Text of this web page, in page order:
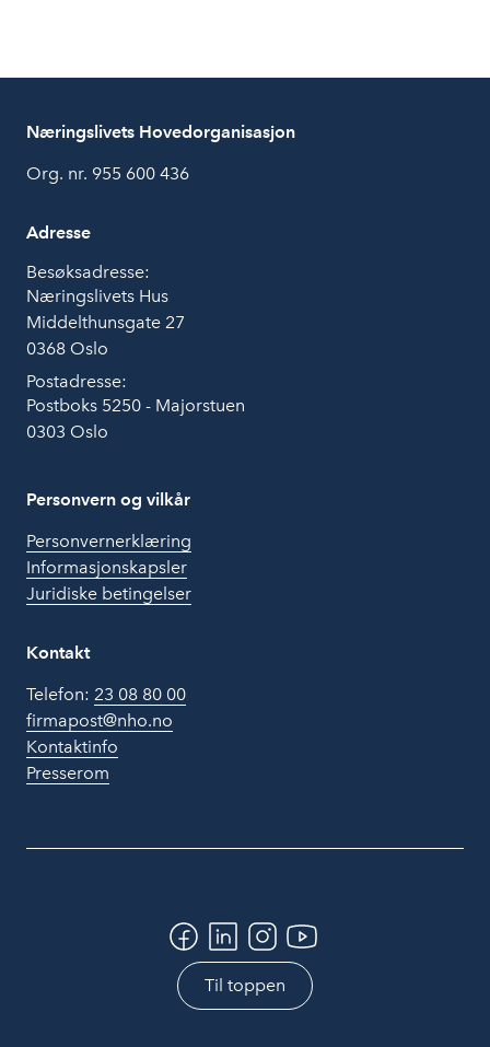
Næringslivets Hovedorganisasjon
Org. nr. 955 600 436
Adresse
Besøksadresse:
Næringslivets Hus
Middelthunsgate 27
0368 Oslo
Postadresse:
Postboks 5250 - Majorstuen
0303 Oslo
Personvern og vilkår
Personvernerklæring
Informasjonskapsler
Juridiske betingelser
Kontakt
Telefon: 23 08 80 00
firmapost@nho.no
Kontaktinfo
Presserom
Til toppen